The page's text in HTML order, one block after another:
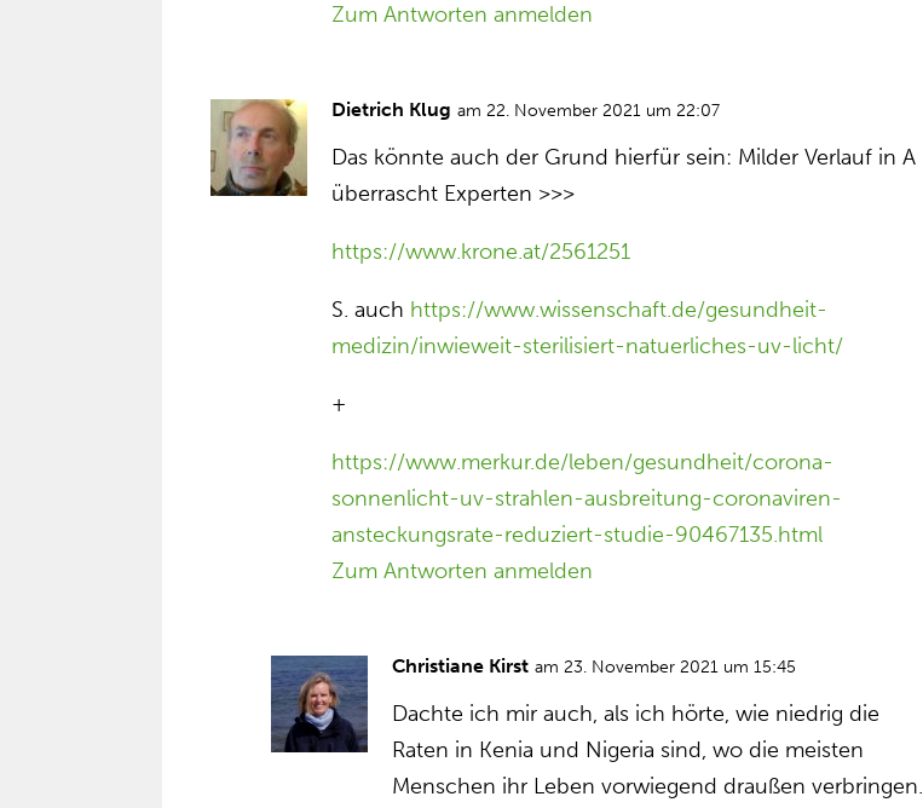
Zum Antworten anmelden
Dietrich Klug am 22. November 2021 um 22:07
Das könnte auch der Grund hierfür sein: Milder Verlauf in A
überrascht Experten >>>
https://www.krone.at/2561251
S. auch https://www.wissenschaft.de/gesundheit-
medizin/inwieweit-sterilisiert-natuerliches-uv-licht/
+
https://www.merkur.de/leben/gesundheit/corona-
sonnenlicht-uv-strahlen-ausbreitung-coronaviren-
ansteckungsrate-reduziert-studie-90467135.html
Zum Antworten anmelden
Christiane Kirst am 23. November 2021 um 15:45
Dachte ich mir auch, als ich hörte, wie niedrig die
Raten in Kenia und Nigeria sind, wo die meisten
Menschen ihr Leben vorwiegend draußen verbringen.